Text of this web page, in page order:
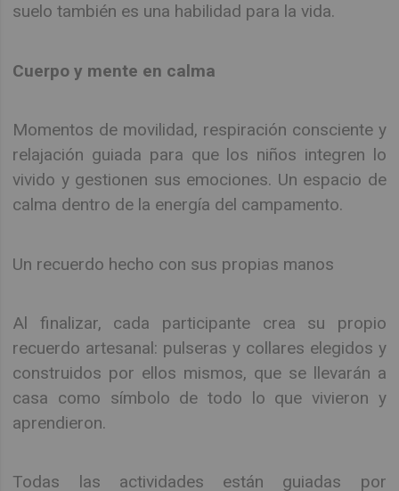
suelo también es una habilidad para la vida.
Cuerpo y mente en calma
Momentos de movilidad, respiración consciente y
relajación guiada para que los niños integren lo
vivido y gestionen sus emociones. Un espacio de
calma dentro de la energía del campamento.
Un recuerdo hecho con sus propias manos
Al finalizar, cada participante crea su propio
recuerdo artesanal: pulseras y collares elegidos y
construidos por ellos mismos, que se llevarán a
casa como símbolo de todo lo que vivieron y
aprendieron.
Todas las actividades están guiadas por